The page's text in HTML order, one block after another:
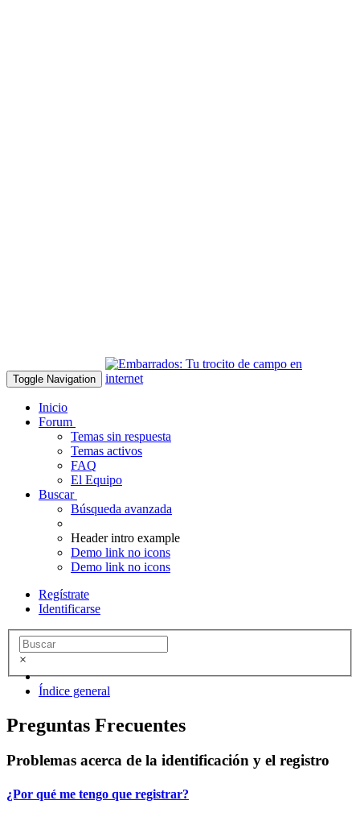
Toggle Navigation
Inicio
Forum
Temas sin respuesta
Temas activos
FAQ
El Equipo
Buscar
Búsqueda avanzada
Header intro example
Demo link no icons
Demo link no icons
Regístrate
Identificarse
×
Índice general
Preguntas Frecuentes
Problemas acerca de la identificación y el registro
¿Por qué me tengo que registrar?